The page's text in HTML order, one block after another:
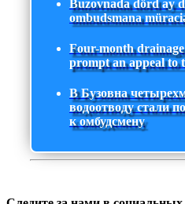
Buzovnada dörd ay
ombudsmana
Four-month
prompt an appeal to
В Бузовна
водоотводу стали
к омбудсмену